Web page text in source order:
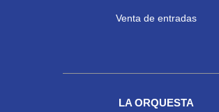
Venta de entradas
LA ORQUESTA